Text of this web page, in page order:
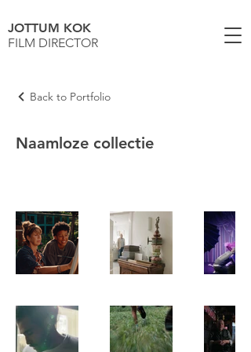
JOTTUM KOK
FILM DIRECTOR
Back to Portfolio
Naamloze collectie